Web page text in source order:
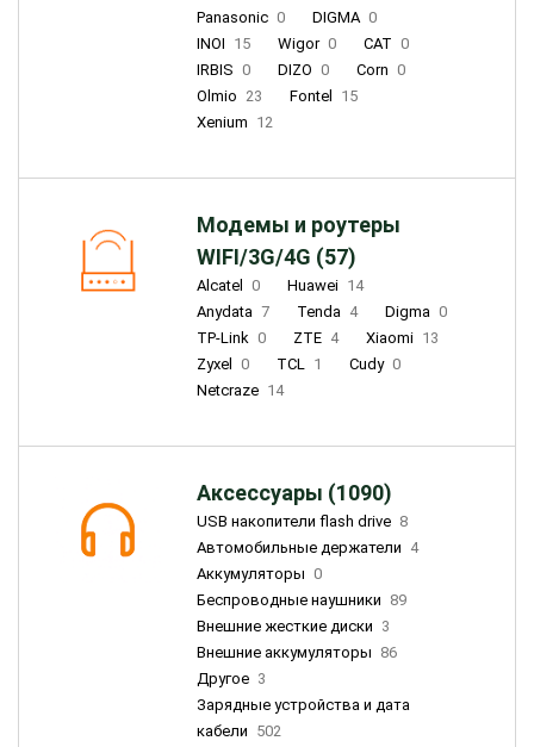
Panasonic 0 DIGMA 0
INOI 15 Wigor 0 CAT 0
IRBIS 0 DIZO 0 Corn 0
Olmio 23 Fontel
15
Xenium 12
Модемы и роутеры
WIFI/3G/4G (57)
Alcatel 0 Huawei 14
Anydata 7 Tenda 4 Digma 0
TP-Link 0 ZTE 4 Xiaomi 13
Zyxel
0 TCL 1 Cudy 0
Netcraze 14
Аксессуары (1090)
USB накопители flash drive 8
Автомобильные держатели 4
Аккумуляторы 0
Беспроводные наушники 89
Внешние жесткие диски 3
Внешние аккумуляторы 86
Другое 3
Зарядные устройства и дата
кабели 502